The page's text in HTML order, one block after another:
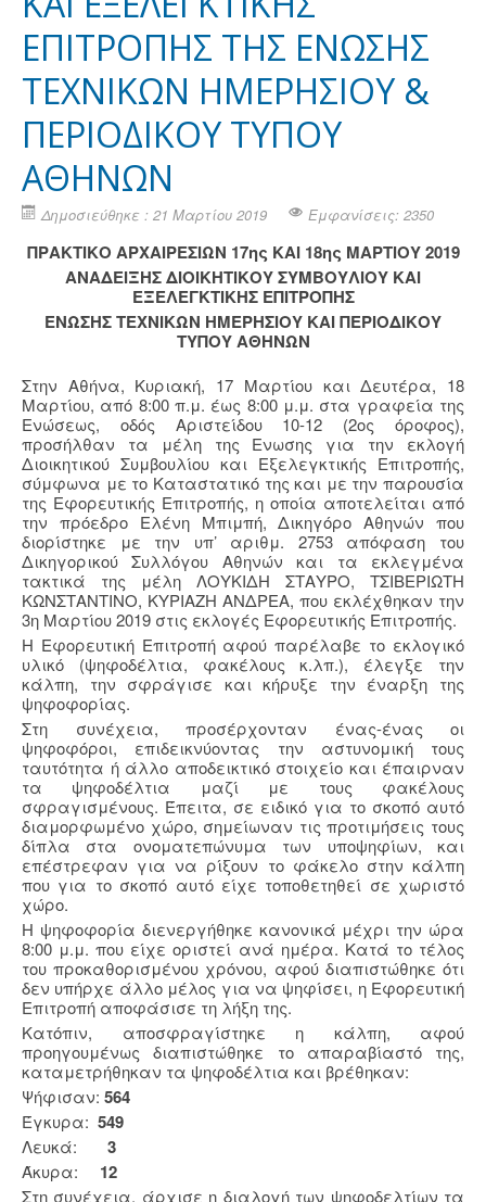
ΕΠΙΤΡΟΠΗΣ ΤΗΣ ΕΝΩΣΗΣ
ΤΕΧΝΙΚΩΝ ΗΜΕΡΗΣΙΟΥ &
ΠΕΡΙΟΔΙΚΟΥ ΤΥΠΟΥ
ΑΘΗΝΩΝ
Δημοσιεύθηκε : 21 Μαρτίου 2019 Εμφανίσεις: 2350
ΠΡΑΚΤΙΚΟ ΑΡΧΑΙΡΕΣΙΩΝ 17ης ΚΑΙ 18ης ΜΑΡΤΙΟΥ 2019
ΑΝΑΔΕΙΞΗΣ ΔΙΟΙΚΗΤΙΚΟΥ ΣΥΜΒΟΥΛΙΟΥ ΚΑΙ
ΕΞΕΛΕΓΚΤΙΚΗΣ ΕΠΙΤΡΟΠΗΣ
ΕΝΩΣΗΣ ΤΕΧΝΙΚΩΝ ΗΜΕΡΗΣΙΟΥ ΚΑΙ ΠΕΡΙΟΔΙΚΟΥ
ΤΥΠΟΥ ΑΘΗΝΩΝ
Στην Αθήνα, Κυριακή, 17 Μαρτίου και Δευτέρα, 18
Μαρτίου, από 8:00 π.μ. έως 8:00 μ.μ. στα γραφεία της
Ενώσεως, οδός Αριστείδου 10-12 (2ος όροφος),
προσήλθαν τα μέλη της Ενωσης για την εκλογή
Διοικητικού Συμβουλίου και Εξελεγκτικής Επιτροπής,
σύμφωνα με το Καταστατικό της και με την παρουσία
της Εφορευτικής Επιτροπής, η οποία αποτελείται από
την πρόεδρο Ελένη Μπιμπή, Δικηγόρο Αθηνών που
διορίστηκε με την υπ’ αριθμ. 2753 απόφαση του
Δικηγορικού Συλλόγου Αθηνών και τα εκλεγμένα
τακτικά της μέλη ΛΟΥΚΙΔΗ ΣΤΑΥΡΟ, ΤΣΙΒΕΡΙΩΤΗ
ΚΩΝΣΤΑΝΤΙΝΟ, ΚΥΡΙΑΖΗ ΑΝΔΡΕΑ, που εκλέχθηκαν την
3η Μαρτίου 2019 στις εκλογές Εφορευτικής Επιτροπής.
Η Εφορευτική Επιτροπή αφού παρέλαβε το εκλογικό
υλικό (ψηφοδέλτια, φακέλους κ.λπ.), έλεγξε την
κάλπη, την σφράγισε και κήρυξε την έναρξη της
ψηφοφορίας.
Στη συνέχεια, προσέρχονταν ένας-ένας οι
ψηφοφόροι, επιδεικνύοντας την αστυνομική τους
ταυτότητα ή άλλο αποδεικτικό στοιχείο και έπαιρναν
τα ψηφοδέλτια μαζί με τους φακέλους
σφραγισμένους. Έπειτα, σε ειδικό για το σκοπό αυτό
διαμορφωμένο χώρο, σημείωναν τις προτιμήσεις τους
δίπλα στα ονοματεπώνυμα των υποψηφίων, και
επέστρεφαν για να ρίξουν το φάκελο στην κάλπη
που για το σκοπό αυτό είχε τοποθετηθεί σε χωριστό
χώρο.
Η ψηφοφορία διενεργήθηκε κανονικά μέχρι την ώρα
8:00 μ.μ. που είχε οριστεί ανά ημέρα. Κατά το τέλος
του προκαθορισμένου χρόνου, αφού διαπιστώθηκε ότι
δεν υπήρχε άλλο μέλος για να ψηφίσει, η Εφορευτική
Επιτροπή αποφάσισε τη λήξη της.
Κατόπιν, αποσφραγίστηκε η κάλπη, αφού
προηγουμένως διαπιστώθηκε το απαραβίαστό της,
καταμετρήθηκαν τα ψηφοδέλτια και βρέθηκαν:
Ψήφισαν: 564
Έγκυρα: 549
Λευκά: 3
Άκυρα: 12
Στη συνέχεια, άρχισε η διαλογή των ψηφοδελτίων τα